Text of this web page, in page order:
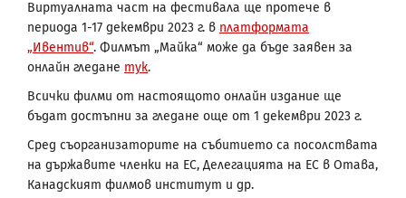
Виртуалната част на фестивала ще протече в
периода 1-17 декември 2023 г. в платформата
„Ивентив“. Филмът „Майка“ може да бъде заявен за
онлайн гледане тук.
Всички филми от настоящото онлайн издание ще
бъдат достъпни за гледане още от 1 декември 2023 г.
Сред съорганизаторите на събитието са посолствата
на държавите членки на ЕС, Делегацията на ЕС в Отава,
Канадският филмов институт и др.